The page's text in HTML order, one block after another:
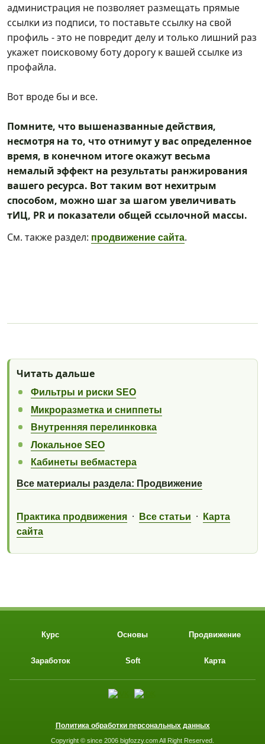
администрация не позволяет размещать прямые
ссылки из подписи, то поставьте ссылку на свой
профиль - это не повредит делу и только лишний раз
укажет поисковому боту дорогу к вашей ссылке из
профайла.
Вот вроде бы и все.
Помните, что вышеназванные действия,
несмотря на то, что отнимут у вас определенное
время, в конечном итоге окажут весьма
немалый эффект на результаты ранжирования
вашего ресурса. Вот таким вот нехитрым
способом, можно шаг за шагом увеличивать
тИЦ, PR и показатели общей ссылочной массы.
См. также раздел: продвижение сайта.
Читать дальше
Фильтры и риски SEO
Микроразметка и сниппеты
Внутренняя перелинковка
Локальное SEO
Кабинеты вебмастера
Все материалы раздела: Продвижение
Практика продвижения · Все статьи ·
Карта
сайта
Курс Основы Продвижение
Заработок Soft Карта
Политика обработки персональных данных
Copyright © since 2006 bigfozzy.com All Right Reserved.